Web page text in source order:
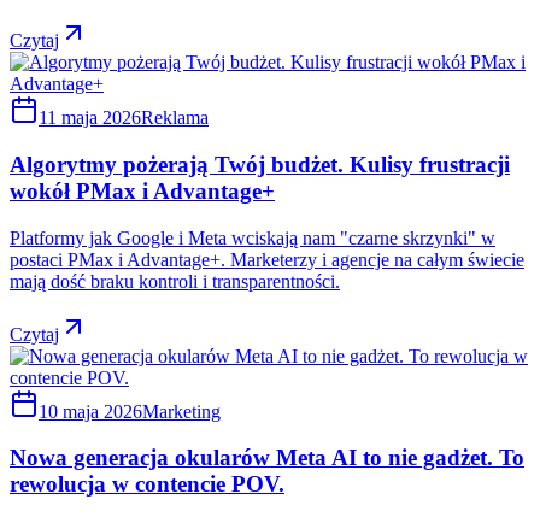
Czytaj
11 maja 2026Reklama
Algorytmy pożerają Twój budżet. Kulisy frustracji
wokół PMax i Advantage+
Platformy jak Google i Meta wciskają nam "czarne skrzynki" w
postaci PMax i Advantage+. Marketerzy i agencje na całym świecie
mają dość braku kontroli i transparentności.
Czytaj
10 maja 2026Marketing
Nowa generacja okularów Meta AI to nie gadżet. To
rewolucja w contencie POV.